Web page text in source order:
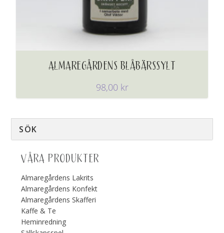
ALMAREGÅRDENS BLÅBÄRSSYLT
98,00 kr
VÅRA PRODUKTER
Almaregårdens Lakrits
Almaregårdens Konfekt
Almaregårdens Skafferi
Kaffe & Te
Heminredning